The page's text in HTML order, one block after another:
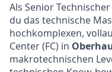
Als Senior
du das technische
hochkomplexen,
Center (FC) in
makrotechnischen